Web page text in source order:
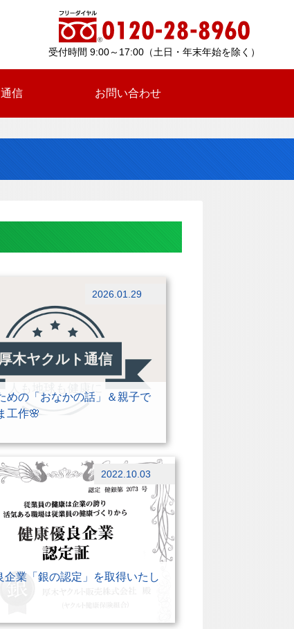
受付時間 9:00～17:00（土日・年末年始を除く）
信 お問い合わせ
2026.01.29
めの「おなかの話」＆親子で
工作🌸
2022.10.03
企業「銀の認定」を取得いたし